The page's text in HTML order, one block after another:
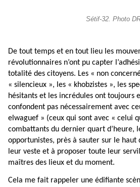
Sétif-32. Photo
De tout temps et en tout lieu les
révolutionnaires n’ont pu capter
totalité des citoyens. Les « non
« silencieux », les « khobzistes », les
hésitants et les incrédules ont toujours
confondent pas nécessairement avec
elwaguef » (ceux qui sont avec « celui
combattants du dernier quart d’heure,
opportunistes, près à sauter sur le
leur veste et à proposer toute leur
maîtres des lieux et du moment.
Cela me fait rappeler une édifiante